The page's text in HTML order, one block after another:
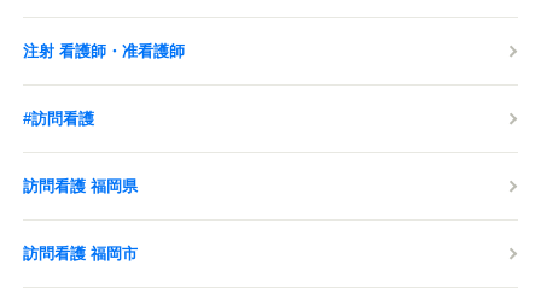
注射 看護師・准看護師
#訪問看護
訪問看護 福岡県
訪問看護 福岡市